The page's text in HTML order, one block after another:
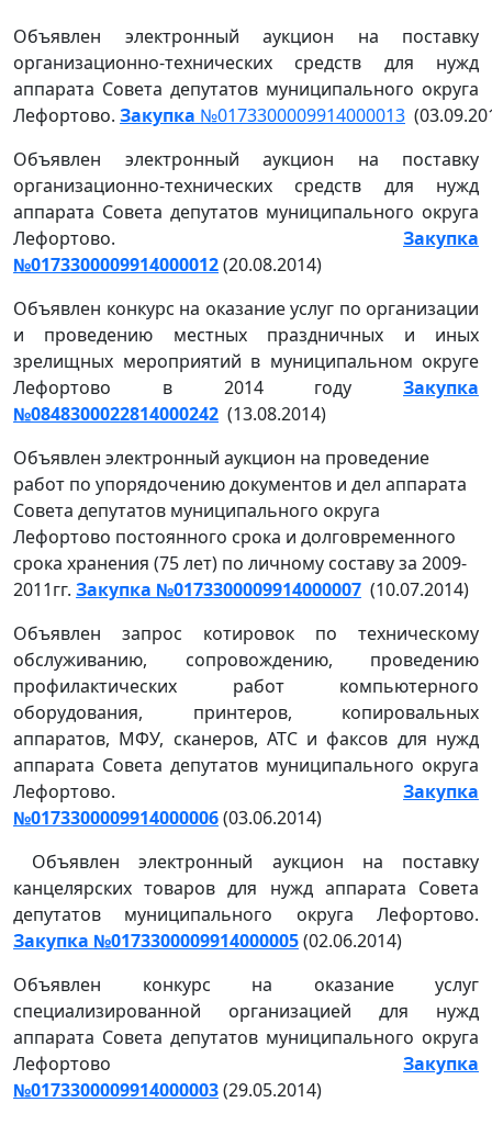
Объявлен электронный аукцион на поставку
организационно-технических средств для нужд
аппарата Совета депутатов муниципального округа
Лефортово. Закупка №0173300009914000013
Объявлен электронный аукцион на поставку
организационно-технических средств для нужд
аппарата Совета депутатов муниципального округа
Лефортово. Закупка
№0173300009914000012(20.08.2014)
Объявлен конкурс на оказание услуг по организации
и проведению местных праздничных и иных
зрелищных мероприятий в муниципальном округе
Лефортово в 2014 году Закупка
№0848300022814000242 (13.08.2014)
Объявлен электронный аукцион на проведение
работ по упорядочению документов и дел аппарата
Совета депутатов муниципального округа
Лефортово постоянного срока и долговременного
срока хранения (75 лет) по личному составу за 2009-
2011гг. Закупка №0173300009914000007 (10.07.2014)
Объявлен запрос котировок по техническому
обслуживанию, сопровождению, проведению
профилактических работ компьютерного
оборудования, принтеров, копировальных
аппаратов, МФУ, сканеров, АТС и факсов для нужд
аппарата Совета депутатов муниципального округа
Лефортово. Закупка
№0173300009914000006(03.06.2014)
Объявлен электронный аукцион на поставку
канцелярских товаров для нужд аппарата Совета
депутатов муниципального округа Лефортово.
Закупка №0173300009914000005(02.06.2014)
Объявлен конкурс на оказание услуг
специализированной организацией для нужд
аппарата Совета депутатов муниципального округа
Лефортово Закупка
№0173300009914000003(29.05.2014)